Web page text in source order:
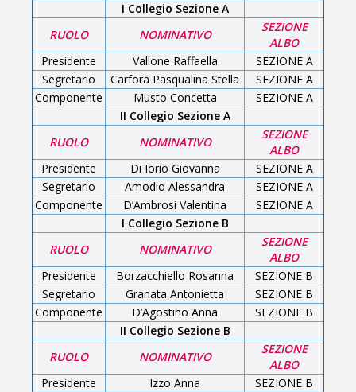
I Collegio Sezione A
RUOLO
NOMINATIVO
SEZIONE
ALBO
Presidente
Vallone Raffaella
SEZIONE A
Segretario
Carfora Pasqualina Stella
SEZIONE A
Componente
Musto Concetta
SEZIONE A
II Collegio Sezione A
RUOLO
NOMINATIVO
SEZIONE
ALBO
Presidente
Di Iorio Giovanna
SEZIONE A
Segretario
Amodio Alessandra
SEZIONE A
Componente
D’Ambrosi Valentina
SEZIONE A
I Collegio Sezione B
RUOLO
NOMINATIVO
SEZIONE
ALBO
Presidente
Borzacchiello Rosanna
SEZIONE B
Segretario
Granata Antonietta
SEZIONE B
Componente
D’Agostino Anna
SEZIONE B
II Collegio Sezione B
RUOLO
NOMINATIVO
SEZIONE
ALBO
Presidente
Izzo Anna
SEZIONE B